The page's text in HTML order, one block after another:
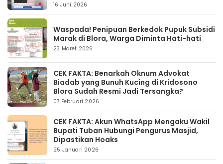
16 Juni 2026
Waspada! Penipuan Berkedok Pupuk Subsidi
Marak di Blora, Warga Diminta Hati-hati
23 Maret 2026
CEK FAKTA: Benarkah Oknum Advokat
Biadab yang Bunuh Kucing di Kridosono
Blora Sudah Resmi Jadi Tersangka?
07 Februari 2026
CEK FAKTA: Akun WhatsApp Mengaku Wakil
Bupati Tuban Hubungi Pengurus Masjid,
Dipastikan Hoaks
25 Januari 2026